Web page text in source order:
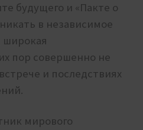
будущего и «Пакте о
в независимое
широкая
пор совершенно не
и последствиях
мирового